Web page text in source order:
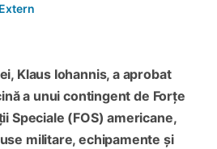
Klaus Iohannis, a aprobat
a unui contingent de Forțe
Speciale (FOS) americane,
militare, echipamente și